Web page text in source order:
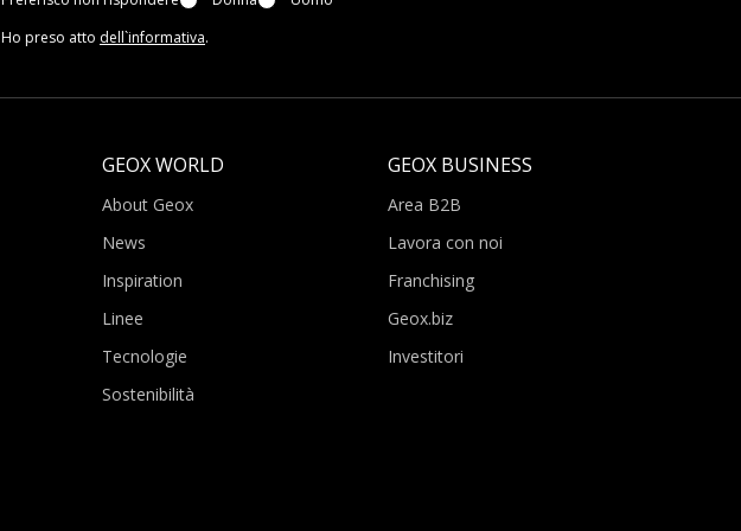
Ho preso atto dell`informativa.
GEOX WORLD
About Geox
News
Inspiration
Linee
Tecnologie
Sostenibilità
GEOX BUSINESS
Area B2B
Lavora con noi
Franchising
Geox.biz
Investitori